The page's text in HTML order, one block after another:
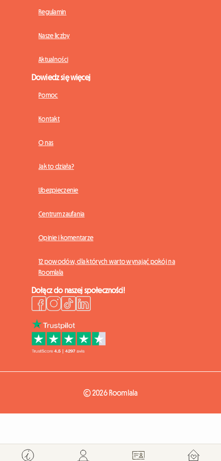
Regulamin
Nasze liczby
Aktualności
Dowiedz się więcej
Pomoc
Kontakt
O nas
Jak to działa?
Ubezpieczenie
Centrum zaufania
Opinie i komentarze
12 powodów, dla których warto wynająć pokój na
Roomlala
Dołącz do naszej społeczności!
© 2026 Roomlala